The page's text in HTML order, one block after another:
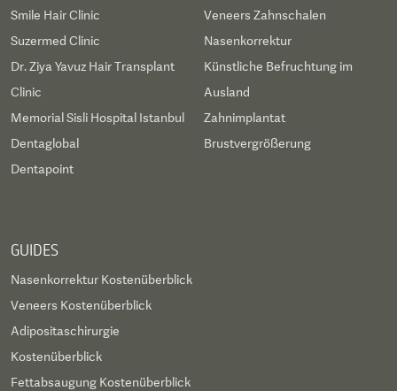
Smile Hair Clinic
Suzermed Clinic
Dr. Ziya Yavuz Hair Transplant
Clinic
Memorial Sisli Hospital Istanbul
Dentaglobal
Dentapoint
Veneers Zahnschalen
Nasenkorrektur
Künstliche Befruchtung im
Ausland
Zahnimplantat
Brustvergrößerung
GUIDES
Nasenkorrektur Kostenüberblick
Veneers Kostenüberblick
Adipositaschirurgie
Kostenüberblick
Fettabsaugung Kostenüberblick